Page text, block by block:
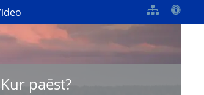
Kur paēst?